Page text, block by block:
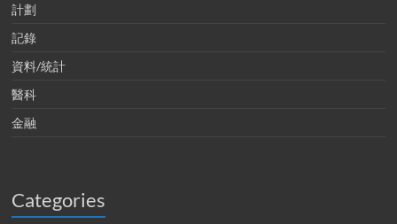
計劃
記錄
資料/統計
醫科
金融
Categories